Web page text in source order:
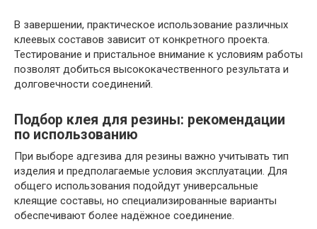
В завершении, практическое использование различных
клеевых составов зависит от конкретного проекта.
Тестирование и пристальное внимание к условиям работы
позволят добиться высококачественного результата и
долговечности соединений.
Подбор клея для резины: рекомендации
по использованию
При выборе адгезива для резины важно учитывать тип
изделия и предполагаемые условия эксплуатации. Для
общего использования подойдут универсальные
клеящие составы, но специализированные варианты
обеспечивают более надёжное соединение.